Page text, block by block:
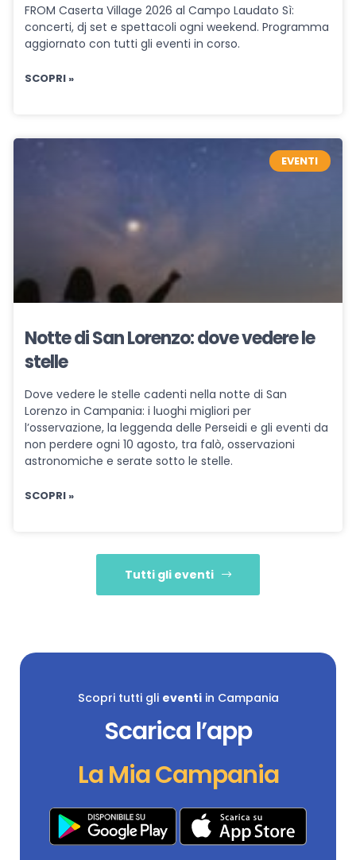
FROM Caserta Village 2026 al Campo Laudato Sì:
concerti, dj set e spettacoli ogni weekend. Programma
aggiornato con tutti gli eventi in corso.
SCOPRI »
EVENTI
Notte di San Lorenzo: dove vedere le
stelle
Dove vedere le stelle cadenti nella notte di San
Lorenzo in Campania: i luoghi migliori per
l’osservazione, la leggenda delle Perseidi e gli eventi da
non perdere ogni 10 agosto, tra falò, osservazioni
astronomiche e serate sotto le stelle.
SCOPRI »
Tutti gli eventi
Scopri tutti gli eventiin Campania
Scarica l’app
La Mia Campania